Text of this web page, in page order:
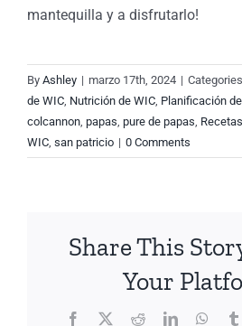
mantequilla y a disfrutarlo!
By Ashley | marzo 17th, 2024 |
de WIC Nutrición de WIC Planificación
colcannon papas pure de papas Recetas
WIC san patricio | 0 Comments
Share This
Your
Facebook
X RedditLinkedIn